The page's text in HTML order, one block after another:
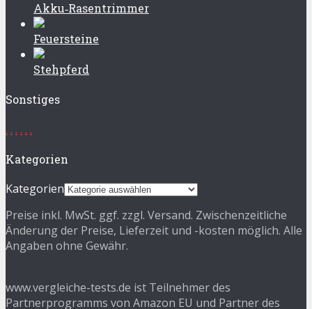
Akku‑Rasentrimmer
Feuersteine
Stehpferd
Sonstiges
. . . . . .
Kategorien
Kategorien
Preise inkl. MwSt. ggf. zzgl. Versand. Zwischenzeitliche
Änderung der Preise, Lieferzeit und -kosten möglich. Alle
Angaben ohne Gewähr.
www.vergleiche-tests.de ist Teilnehmer des
Partnerprogramms von Amazon EU und Partner des